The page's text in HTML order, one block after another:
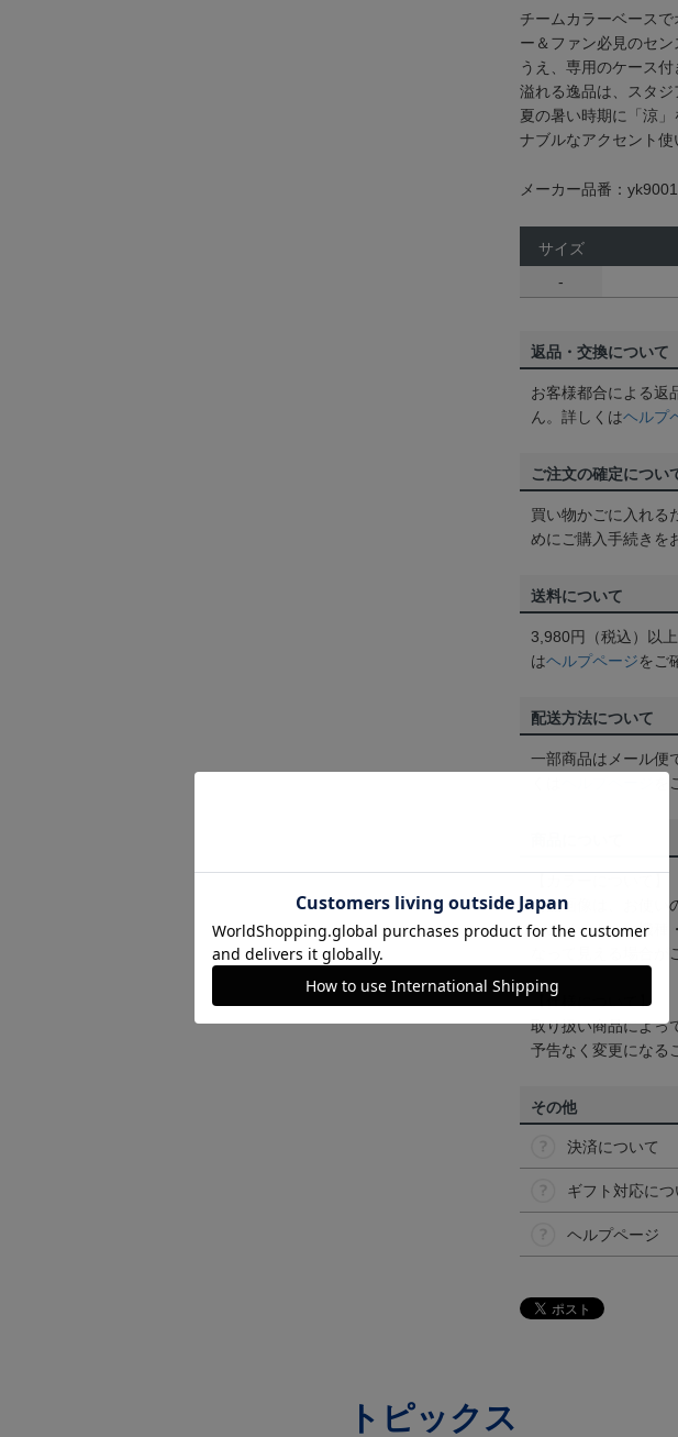
チームカラーベース
ー＆ファン必見のセ
うえ、専用のケース
溢れる逸品は、スタジ
夏の暑い時期に「涼
ナブルなアクセント使
メーカー品番：
サイズ
-
返品・交換について
お客様都合による返
ん。詳しくはヘルプ
ご注文の確定につい
買い物かごに入れる
めにご購入手続きを
送料について
3,980円（税込）以
はヘルプページをご
配送方法について
一部商品はメール便
商品画像は、お使い
ンのメーカー・機種
なって見える場合
【仕様について】
取り扱い商品によっ
予告なく変更になる
その他
決済について
ギフト対応につ
ヘルプページ
トピックス